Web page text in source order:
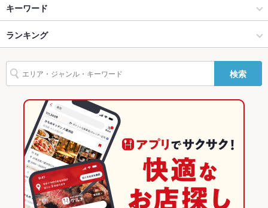
ー
駐車場
その他設備 －
その他
飲み放題 なし
食べ放題 なし
お子様連れ お子様連れ不可
ウェディン
グパーティ
ー二次会
池袋 × イタリアン・フレンチ
池袋 × イタリアン
池袋駅 × イタリアン・フレンチ
池袋駅 × イタリアン
池袋西口 × イタリアン・フレンチ
池袋西口 × イタリアン
東京
東京 × イタリアン・フレンチ
東京 × イタリアン
池袋駅
キーワード
エビ料理 トリュフ
タリアータ ピザ マルゲリータ
ランキング
東京のグルメランキング
東京のイタリアン・フレンチランキング
東京のイタリアンランキング
池袋のグルメランキング
池袋のイタリアン・フレンチランキング
池袋のイタリアンランキング
検索